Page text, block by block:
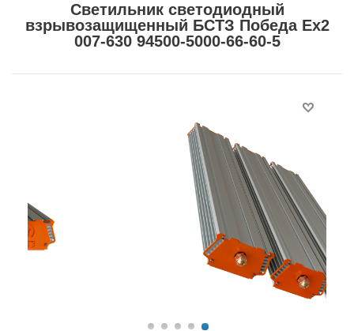
Светильник светодиодный
взрывозащищенный БСТЗ Победа Ex2
007-630 94500-5000-66-60-5